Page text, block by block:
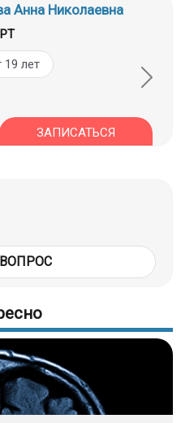
Анна Николаевна
19 лет
ЗАПИСАТЬСЯ